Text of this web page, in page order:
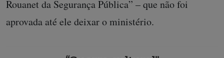
Rouanet da Segurança Pública” – que não foi
aprovada até ele deixar o ministério.